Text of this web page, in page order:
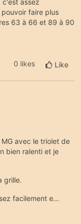
faire plus
63 à 66 et 89 à 90
0 likes
Like
avec le triolet de
bien ralenti et je
grille.
facilement e...